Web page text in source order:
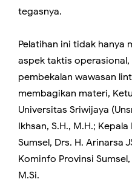
tegasnya.
​Pelatihan ini tidak hanya
aspek taktis operasional,
pembekalan wawasan
membagikan materi,
Universitas Sriwijaya
Ikhsan, S.H., M.H.;
Sumsel, Drs. H. Arinarsa
Kominfo Provinsi Sumsel,
M.Si.